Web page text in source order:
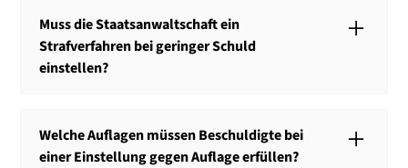
einstellen, wenn der Beschuldigte unschuldig ist.
Muss die Staatsanwaltschaft ein
Strafverfahren bei geringer Schuld
einstellen?
sie ein Strafverfahren bei geringer Schuld einstellt
oder weiterlaufen lässt.
Welche Auflagen müssen Beschuldigte bei
einer Einstellung gegen Auflage erfüllen?